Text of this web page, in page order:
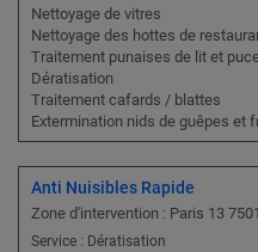
Nettoyage de vitres
Nettoyage des hottes de
Traitement punaises de lit et
Dératisation
Traitement cafards / blattes
Extermination nids de guêpes et
Anti Nuisibles Rapide
Zone d'intervention : Paris 13
Service : Dératisation